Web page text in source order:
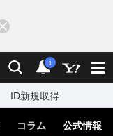
検索 通知
i
ID新規取得
コラム 公式情報